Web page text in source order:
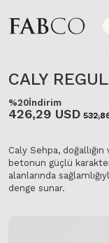
CALY
%20İndirim
426,29 USD
Caly Sehpa,
betonun güçlü
alanlarında
denge sunar.